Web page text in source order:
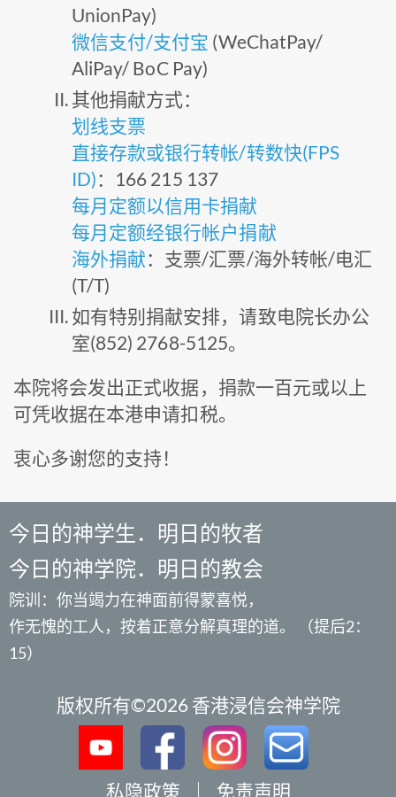
UnionPay)
微信支付/支付宝 (WeChatPay/
AliPay/ BoC Pay)
其他捐献方式：
划线支票
直接存款或银行转帐/转数快(FPS
ID)：166 215 137
每月定额以信用卡捐献
每月定额经银行帐户捐献
海外捐献：支票/汇票/海外转帐/电汇
(T/T)
如有特别捐献安排，请致电院长办公
室(852) 2768-5125。
本院将会发出正式收据，捐款一百元或以上
可凭收据在本港申请扣税。
衷心多谢您的支持！
今日的神学生．明日的牧者
今日的神学院．明日的教会
院训：你当竭力在神面前得蒙喜悦，
作无愧的工人，按着正意分解真理的道。 （提后2：
15）
版权所有©2026 香港浸信会神学院
私隐政策 免责声明